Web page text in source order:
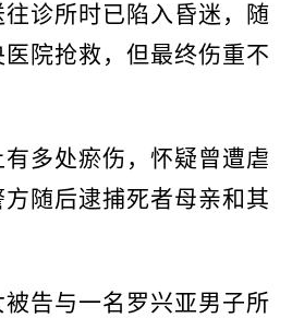
诊所时已陷入昏迷，随
院抢救，但最终伤重不
多处瘀伤，怀疑曾遭虐
随后逮捕死者母亲和其
告与一名罗兴亚男子所